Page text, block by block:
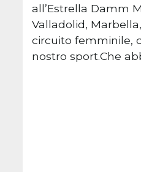
all’Estrella Damm
Valladolid,
circuito femminile,
nostro sport.Che